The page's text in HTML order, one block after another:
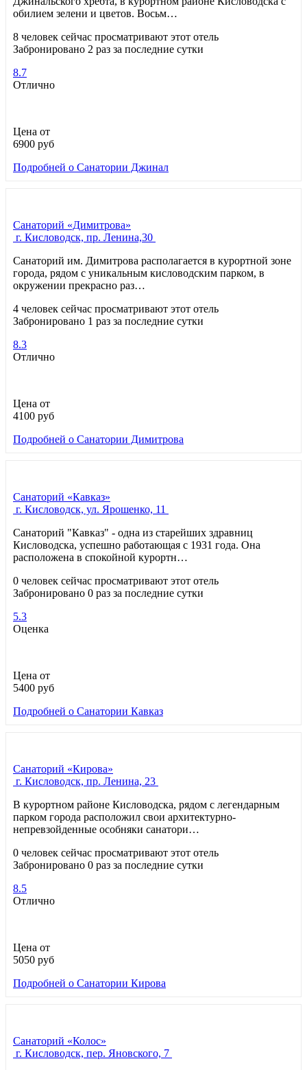
обилием зелени и цветов. Восьм…
8 человек сейчас просматривают этот отель
Забронировано 2 раз за последние сутки
8.7
Отлично
Цена от
6900 руб
Подробней о Санатории Джинал
Санаторий «Димитрова»
г. Кисловодск, пр. Ленина,30
Санаторий им. Димитрова располагается в курортной зоне
города, рядом с уникальным кисловодским парком, в
окружении прекрасно раз…
4 человек сейчас просматривают этот отель
Забронировано 1 раз за последние сутки
8.3
Отлично
Цена от
4100 руб
Подробней о Санатории Димитрова
Санаторий «Кавказ»
г. Кисловодск, ул. Ярошенко, 11
Санаторий "Кавказ" - одна из старейших здравниц
Кисловодска, успешно работающая с 1931 года. Она
расположена в спокойной курортн…
0 человек сейчас просматривают этот отель
Забронировано 0 раз за последние сутки
5.3
Оценка
Цена от
5400 руб
Подробней о Санатории Кавказ
Санаторий «Кирова»
г. Кисловодск, пр. Ленина, 23
В курортном районе Кисловодска, рядом с легендарным
парком города расположил свои архитектурно-
непревзойденные особняки санатори…
0 человек сейчас просматривают этот отель
Забронировано 0 раз за последние сутки
8.5
Отлично
Цена от
5050 руб
Подробней о Санатории Кирова
Санаторий «Колос»
г. Кисловодск, пер. Яновского, 7